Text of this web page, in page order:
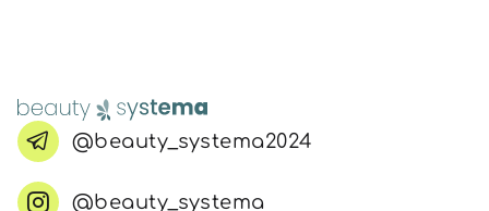
@beauty_systema2024
@beauty_systema